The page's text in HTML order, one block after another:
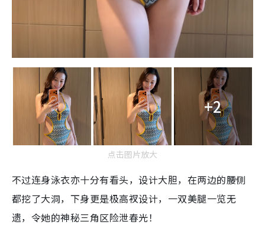
+2
点击图片放大
不过连身泳衣亦十分有看头，设计大胆，在两边的腰侧
都挖了大洞，下身更是极高衩设计，一双美腿一览无
遗，令她的神秘三角区险泄春光！